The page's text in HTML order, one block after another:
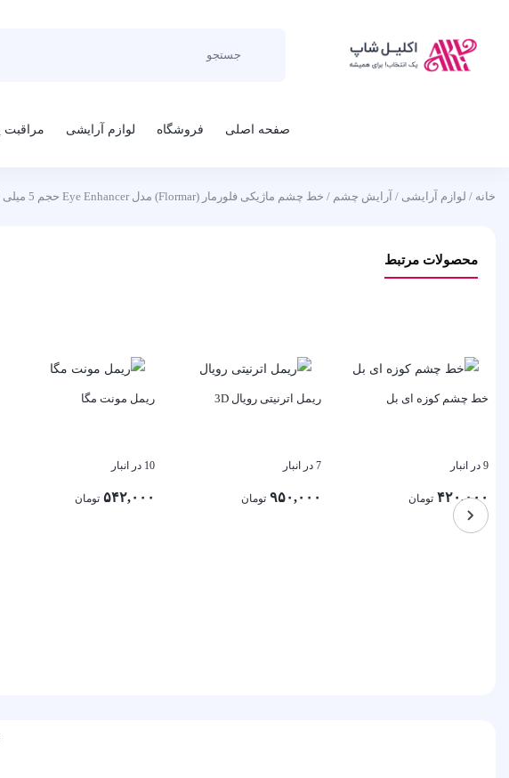
صفحه اصلی فروشگاه لوازم آرایشی
خانه / لوازم آرایشی / آرایش چشم / خط چشم ماژیکی فلورمار (Flormar) مدل Eye Enhancer حجم 5 میلی لیتر
محصولات مرتبط
خط چشم کوزه ای بل
9 در انبار
۴۲۰,۰۰۰ تومان
ریمل اترنیتی رویال 3D
7 در انبار
۹۵۰,۰۰۰ تومان
ریمل مونت مگا
10 در انبار
۵۴۲,۰۰۰ تومان